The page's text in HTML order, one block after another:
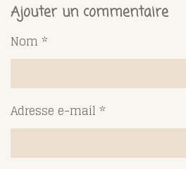
t
a
e
r
t
a
r
t
a
r
t
a
r
Ajouter un commentaire
Nom *
Adresse e-mail *